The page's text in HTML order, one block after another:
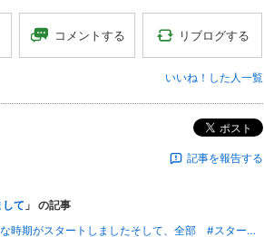
コメントする リブログする
いいね！した人一覧
ポスト
記事を報告する
て 」 の記事
クリスマスネイルそんな時期がスタートしましたそして、全部 #スターギャラクシー3...